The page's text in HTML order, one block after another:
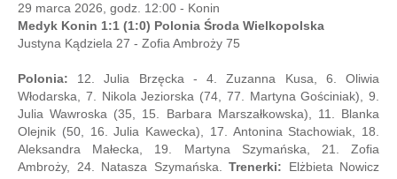
29 marca 2026, godz. 12:00 - Konin
Medyk Konin 1:1 (1:0) Polonia Środa Wielkopolska
Justyna Kądziela 27 - Zofia Ambroży 75
Polonia: 12. Julia Brzęcka - 4. Zuzanna Kusa, 6. Oliwia
Włodarska, 7. Nikola Jeziorska (74, 77. Martyna Gościniak), 9.
Julia Wawroska (35, 15. Barbara Marszałkowska), 11. Blanka
Olejnik (50, 16. Julia Kawecka), 17. Antonina Stachowiak, 18.
Aleksandra Małecka, 19. Martyna Szymańska, 21. Zofia
Ambroży, 24. Natasza Szymańska. Trenerki: Elżbieta Nowicz